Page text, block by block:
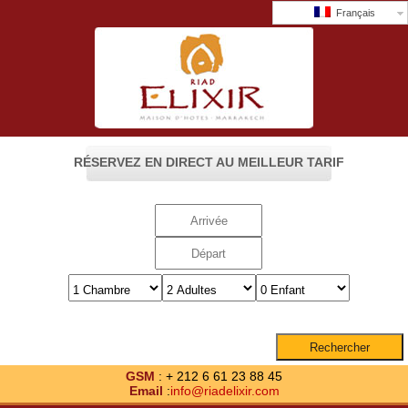
Français
RÉSERVEZ EN DIRECT AU MEILLEUR TARIF
GSM : + 212 6 61 23 88 45
Email :info@riadelixir.com